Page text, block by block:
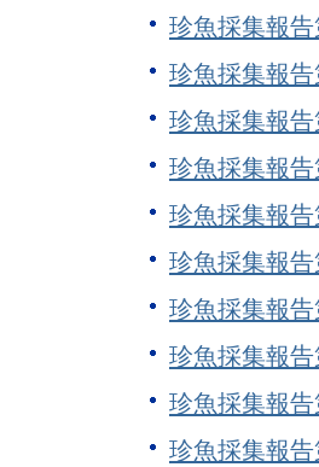
珍魚採集報
珍魚採集報
珍魚採集報
珍魚採集報
珍魚採集報
珍魚採集報
珍魚採集報
珍魚採集報
珍魚採集報
珍魚採集報